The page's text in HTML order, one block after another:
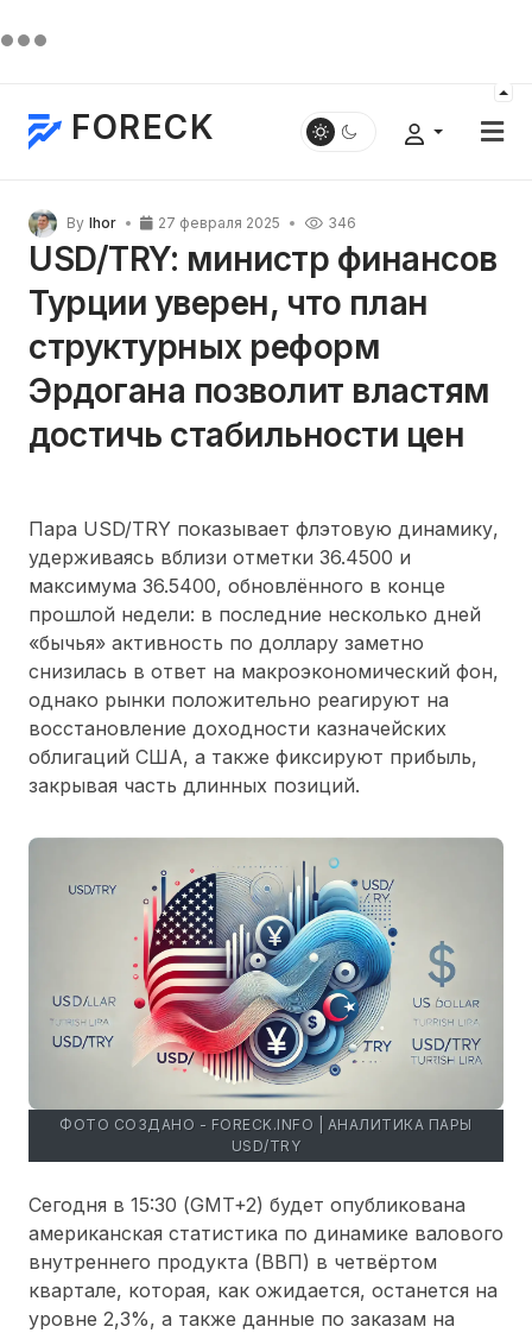
FORECK
By Ihor 27 февраля 2025 346
USD/TRY: министр финансов
Турции уверен, что план
структурных реформ
Эрдогана позволит властям
достичь стабильности цен
Пара USD/TRY показывает флэтовую динамику,
удерживаясь вблизи отметки 36.4500 и
максимума 36.5400, обновлённого в конце
прошлой недели: в последние несколько дней
«бычья» активность по доллару заметно
снизилась в ответ на макроэкономический фон,
однако рынки положительно реагируют на
восстановление доходности казначейских
облигаций США, а также фиксируют прибыль,
закрывая часть длинных позиций.
ФОТО СОЗДАНО - FORECK.INFO | АНАЛИТИКА ПАРЫ
USD/TRY
Сегодня в 15:30 (GMT+2) будет опубликована
американская статистика по динамике валового
внутреннего продукта (ВВП) в четвёртом
квартале, которая, как ожидается, останется на
уровне 2,3%, а также данные по заказам на